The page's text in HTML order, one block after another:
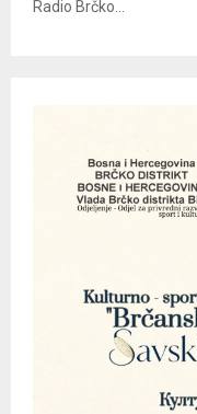
Radio Brčko...